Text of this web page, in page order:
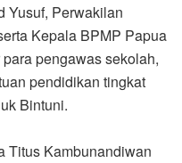
Yusuf, Perwakilan
Kepala BPMP Papua
pengawas sekolah,
pendidikan tingkat
Bintuni.
Titus Kambunandiwan